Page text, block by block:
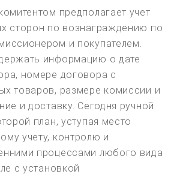
предполагает учет
сторон по вознаграждению по
и покупателем.
информацию о дате
номере договора с
товаров, размере комиссии и
и доставку. Сегодня ручной
план, уступая место
учету, контролю и
процессами любого вида
с установкой